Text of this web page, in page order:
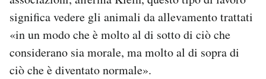
significa vedere gli animali da allevamento trattati
«in un modo che è molto al di sotto di ciò che
considerano sia morale, ma molto al di sopra di
ciò che è diventato normale».